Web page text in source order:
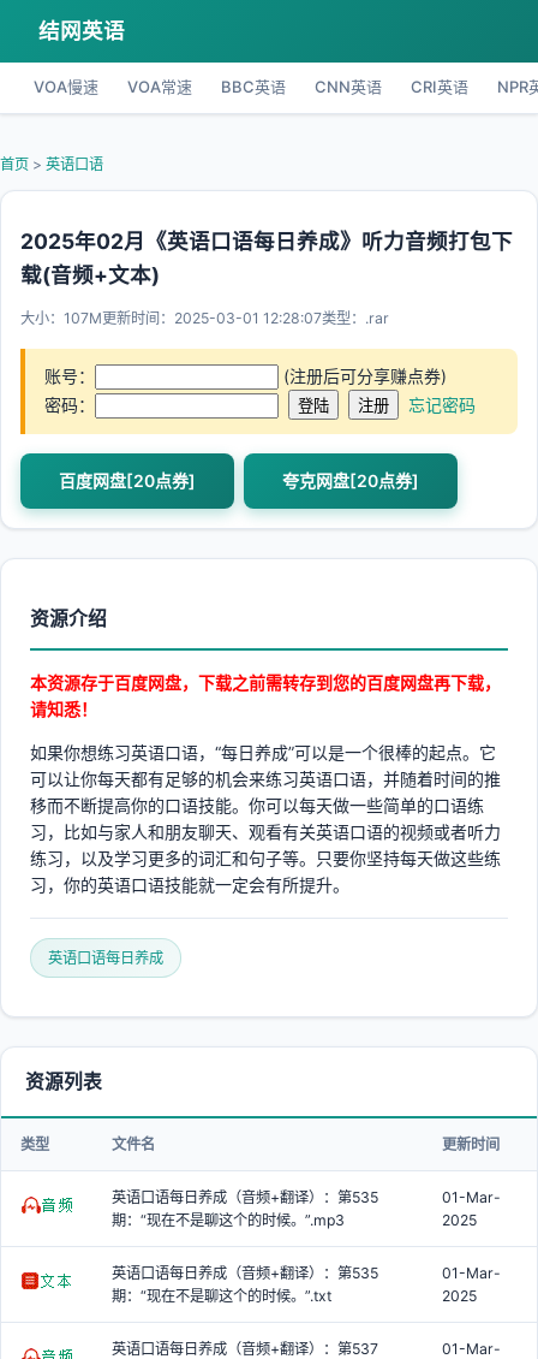
结网英语
VOA慢速 VOA常速 BBC英语 CNN英语 CRI英语 NPR
首页 > 英语口语
2025年02月《英语口语每日养成》听力音频打包下
载(音频+文本)
大小：107M更新时间：2025-03-01 12:28:07类型：.rar
账号：
(注册后可分享赚点券)
密码：
忘记密码
百度网盘[20点券] 夸克网盘[20点券]
资源介绍
本资源存于百度网盘，下载之前需转存到您的百度网盘再下载，
请知悉！
如果你想练习英语口语，“每日养成”可以是一个很棒的起点。它
可以让你每天都有足够的机会来练习英语口语，并随着时间的推
移而不断提高你的口语技能。你可以每天做一些简单的口语练
习，比如与家人和朋友聊天、观看有关英语口语的视频或者听力
练习，以及学习更多的词汇和句子等。只要你坚持每天做这些练
习，你的英语口语技能就一定会有所提升。
英语口语每日养成
资源列表
类型 文件名 更新时间
英语口语每日养成（音频+翻译）：第535
期：“现在不是聊这个的时候。”.mp3
01-Mar-
2025
英语口语每日养成（音频+翻译）：第535
期：“现在不是聊这个的时候。”.txt
01-Mar-
2025
英语口语每日养成（音频+翻译）：第537
01-Mar-